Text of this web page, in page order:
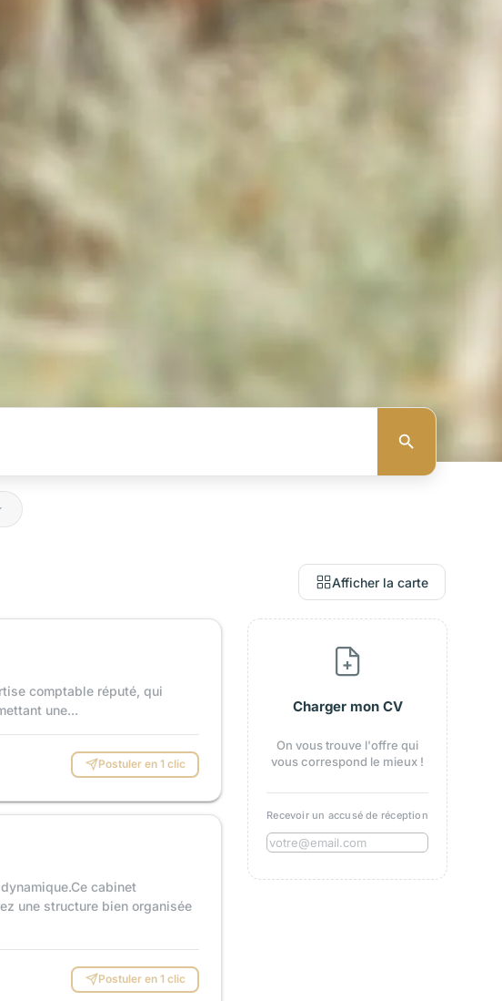
Afficher la carte
comptable réputé, qui
une...
Postuler en 1 clic
cabinet
une structure bien organisée
Postuler en 1 clic
Charger mon CV
On vous trouve l'offre qui
vous correspond le mieux !
Recevoir un accusé de réception